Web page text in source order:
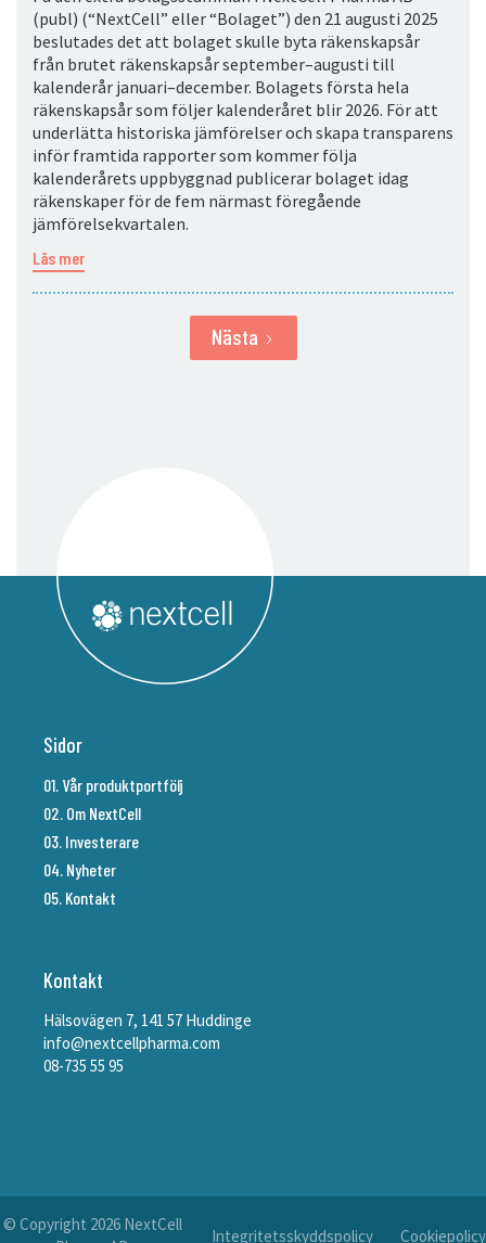
(publ) (“NextCell” eller “Bolaget”) den 21 augusti 2025
beslutades det att bolaget skulle byta räkenskapsår
från brutet räkenskapsår september–augusti till
kalenderår januari–december. Bolagets första hela
räkenskapsår som följer kalenderåret blir 2026. För att
underlätta historiska jämförelser och skapa transparens
inför framtida rapporter som kommer följa
kalenderårets uppbyggnad publicerar bolaget idag
räkenskaper för de fem närmast föregående
jämförelsekvartalen.
Läs mer
Nästa
Sidor
01. Vår produktportfölj
02. Om NextCell
03. Investerare
04. Nyheter
05. Kontakt
Kontakt
Hälsovägen 7, 141 57 Huddinge
info@nextcellpharma.com
08-735 55 95
© Copyright 2026NextCell
Integritetsskyddspolicy Cookiepolicy